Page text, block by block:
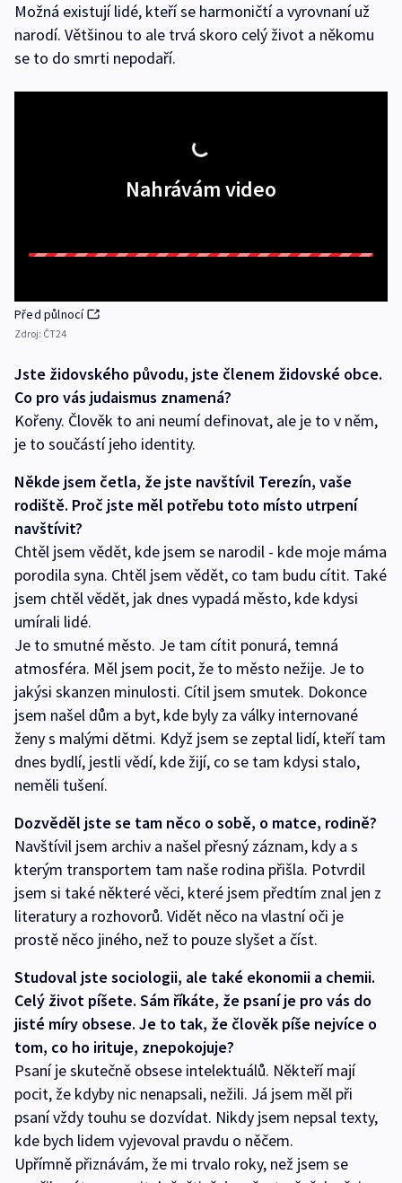
Možná existují lidé, kteří se harmoničtí a vyrovnaní už
narodí. Většinou to ale trvá skoro celý život a někomu
se to do smrti nepodaří.
Nahrávám video
Před půlnocí
Zdroj: ČT24
Jste židovského původu, jste členem židovské obce.
Co pro vás judaismus znamená?
Kořeny. Člověk to ani neumí definovat, ale je to v něm,
je to součástí jeho identity.
Někde jsem četla, že jste navštívil Terezín, vaše
rodiště. Proč jste měl potřebu toto místo utrpení
navštívit?
Chtěl jsem vědět, kde jsem se narodil - kde moje máma
porodila syna. Chtěl jsem vědět, co tam budu cítit. Také
jsem chtěl vědět, jak dnes vypadá město, kde kdysi
umírali lidé.
Je to smutné město. Je tam cítit ponurá, temná
atmosféra. Měl jsem pocit, že to město nežije. Je to
jakýsi skanzen minulosti. Cítil jsem smutek. Dokonce
jsem našel dům a byt, kde byly za války internované
ženy s malými dětmi. Když jsem se zeptal lidí, kteří tam
dnes bydlí, jestli vědí, kde žijí, co se tam kdysi stalo,
neměli tušení.
Dozvěděl jste se tam něco o sobě, o matce, rodině?
Navštívil jsem archiv a našel přesný záznam, kdy a s
kterým transportem tam naše rodina přišla. Potvrdil
jsem si také některé věci, které jsem předtím znal jen z
literatury a rozhovorů. Vidět něco na vlastní oči je
prostě něco jiného, než to pouze slyšet a číst.
Studoval jste sociologii, ale také ekonomii a chemii.
Celý život píšete. Sám říkáte, že psaní je pro vás do
jisté míry obsese. Je to tak, že člověk píše nejvíce o
tom, co ho irituje, znepokojuje?
Psaní je skutečně obsese intelektuálů. Někteří mají
pocit, že kdyby nic nenapsali, nežili. Já jsem měl při
psaní vždy touhu se dozvídat. Nikdy jsem nepsal texty,
kde bych lidem vyjevoval pravdu o něčem.
Upřímně přiznávám, že mi trvalo roky, než jsem se